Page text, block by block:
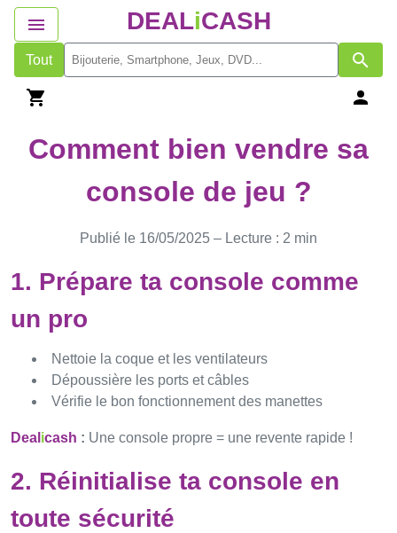
DEALiCASH
Tout
Comment bien vendre sa
console de jeu ?
Publié le 16/05/2025 – Lecture : 2 min
1. Prépare ta console comme
un pro
Nettoie la coque et les ventilateurs
Dépoussière les ports et câbles
Vérifie le bon fonctionnement des manettes
Deal icash : Une console propre = une revente rapide !
2. Réinitialise ta console en
toute sécurité